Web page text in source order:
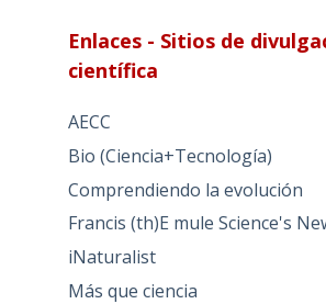
Enlaces - Sitios de
científica
AECC
Bio (Ciencia+Tecnología)
Comprendiendo la evolución
Francis (th)E mule Science's
iNaturalist
Más que ciencia